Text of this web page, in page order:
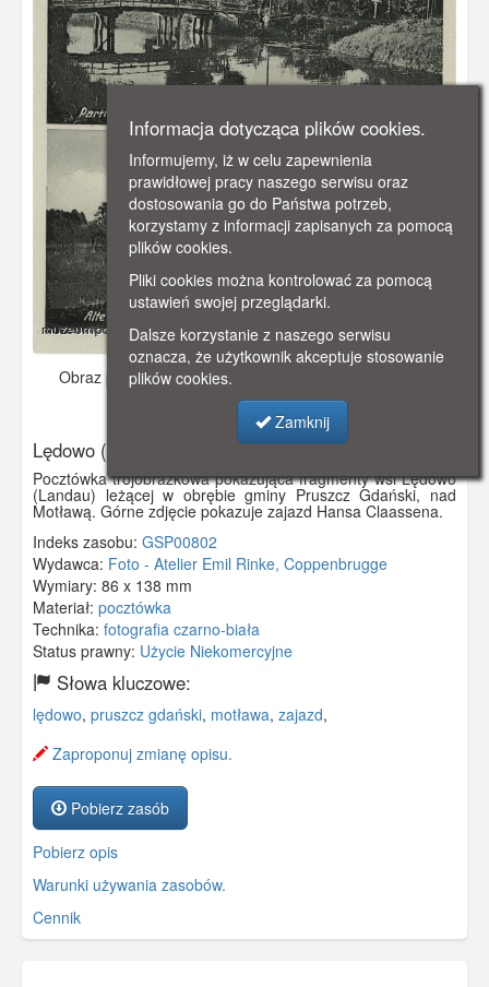
Obraz pochodzi zok. 1940 r.
Wyświetlono: 2740
Lędowo (Landau) w gminie Pruszcz Gdański
Pocztówka trójobrazkowa pokazująca fragmenty wsi Lędowo
(Landau) leżącej w obrębie gminy Pruszcz Gdański, nad
Motławą. Górne zdjęcie pokazuje zajazd Hansa Claassena.
Indeks zasobu: GSP00802
Wydawca: Foto - Atelier Emil Rinke, Coppenbrugge
Wymiary: 86 x 138 mm
Materiał: pocztówka
Technika: fotografia czarno-biała
Status prawny: Użycie Niekomercyjne
Słowa kluczowe:
lędowo, pruszcz gdański, motława, zajazd,
Zaproponuj zmianę opisu.
Pobierz zasób
Pobierz opis
Warunki używania zasobów.
Cennik
Informacja dotycząca plików cookies.
Informujemy, iż w celu zapewnienia
prawidłowej pracy naszego serwisu oraz
dostosowania go do Państwa potrzeb,
korzystamy z informacji zapisanych za pomocą
plików cookies.
Pliki cookies można kontrolować za pomocą
ustawień swojej przeglądarki.
Dalsze korzystanie z naszego serwisu
oznacza, że użytkownik akceptuje stosowanie
plików cookies.
Zamknij